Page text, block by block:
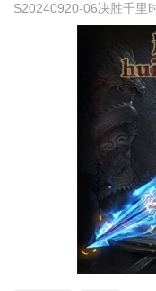
S20240920-06决胜千里